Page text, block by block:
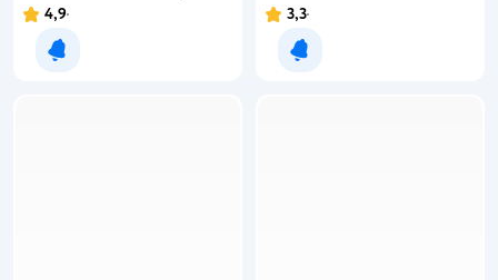
4,9
Уведомить о появлении
3,3
Уведомить о появлении